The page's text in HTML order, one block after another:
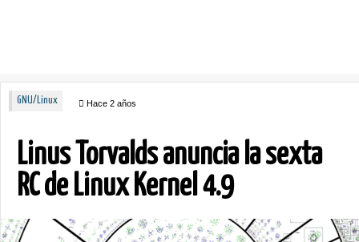
GNU/Linux Hace 2 años
Linus Torvalds anuncia la sexta
RC de Linux Kernel 4.9